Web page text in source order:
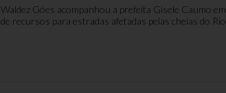
Waldez Góes acompanhou a prefeita Gisele Caumo
de recursos para estradas afetadas pelas cheias do